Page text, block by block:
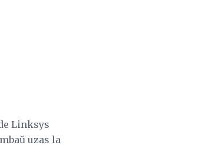
Linksys
uzas la